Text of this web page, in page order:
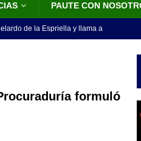
PAUTE CON
de la Espriella y llama a
Abelardo De La
en el mundo LO
formuló